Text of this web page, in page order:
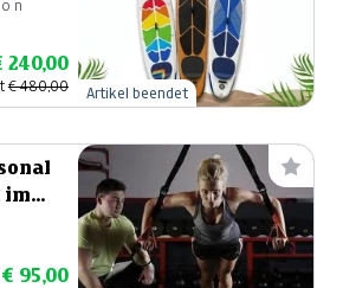
240,00
€ 480,00 Artikel beendet
im
€ 95,00